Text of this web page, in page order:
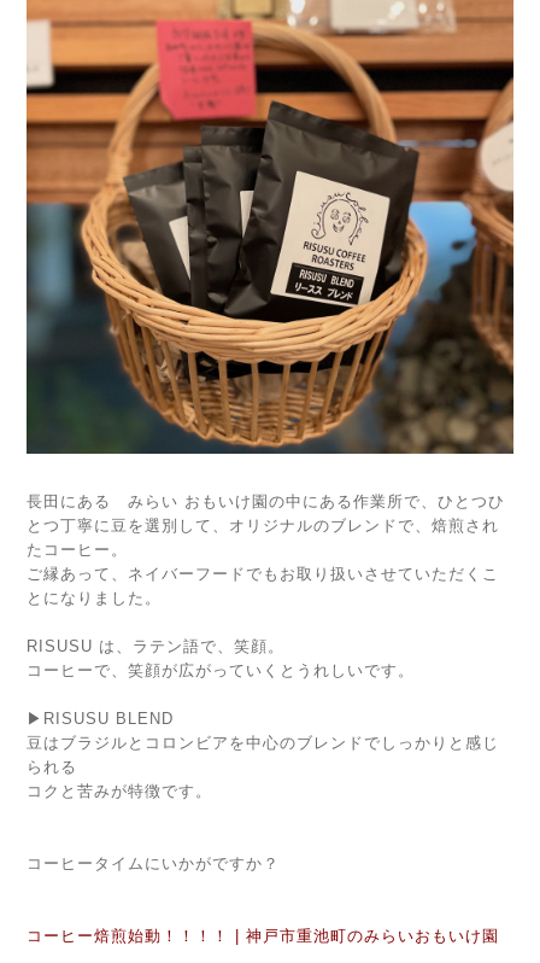
長田にある みらい おもいけ園の中にある作業所で、ひとつひ
とつ丁寧に豆を選別して、オリジナルのブレンドで、焙煎され
たコーヒー。
ご縁あって、ネイバーフードでもお取り扱いさせていただくこ
とになりました。
RISUSU は、ラテン語で、笑顔。
コーヒーで、笑顔が広がっていくとうれしいです。
▶RISUSU BLEND
豆はブラジルとコロンビアを中心のブレンドでしっかりと感じ
られる
コクと苦みが特徴です。
コーヒータイムにいかがですか？
コーヒー焙煎始動！！！！ | 神戸市重池町のみらいおもいけ園